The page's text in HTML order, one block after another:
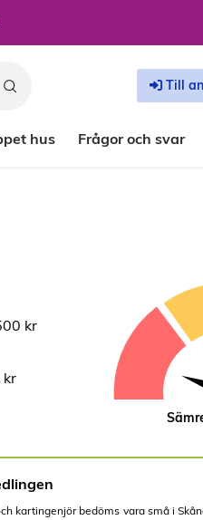
hus Frågor och svar
Till
kr
kr
kartingenjör bedöms vara små i